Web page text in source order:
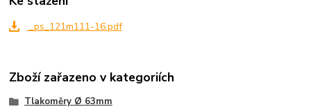
_ps_121m111-16.pdf
Zboží zařazeno v kategoriích
Tlakoměry Ø 63mm